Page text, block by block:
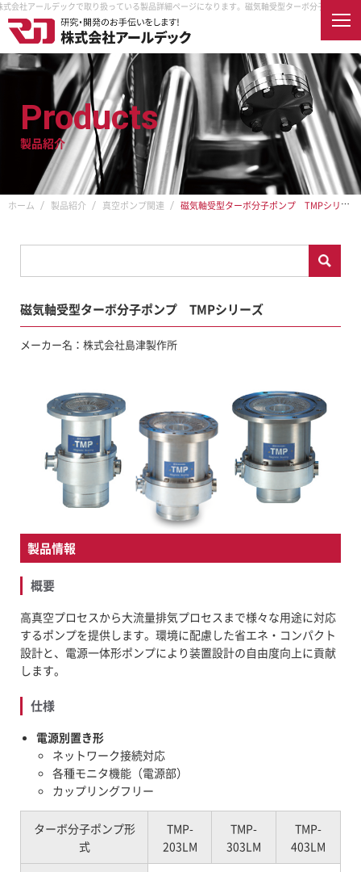
アールデックで取り扱っている製品詳細ページになります。磁気軸受型ターボ分子ポンプ
English
ホーム 会社案内
企業情報
企業理念
取扱メーカー
アクセス
製品紹介
真空とは
お問い合わせ
Products
製品紹介
ホーム 製品紹介 真空ポンプ関連 磁気軸受型ターボ分子ポンプ TMPシリーズ
磁気軸受型ターボ分子ポンプ TMPシリーズ
メーカー名：株式会社島津製作所
製品情報
概要
高真空プロセスから大流量排気プロセスまで様々な用途に対応
するポンプを提供します。環境に配慮した省エネ・コンパクト
設計と、電源一体形ポンプにより装置設計の自由度向上に貢献
します。
仕様
電源別置き形
ネットワーク接続対応
各種モニタ機能（電源部）
カップリングフリー
ターボ分子ポンプ形
式
TMP-
203LM
TMP-
303LM
TMP-
403LM